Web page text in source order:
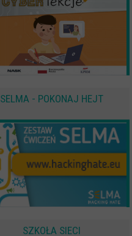
SELMA - POKONAJ HEJT
SZKOŁA SIECI